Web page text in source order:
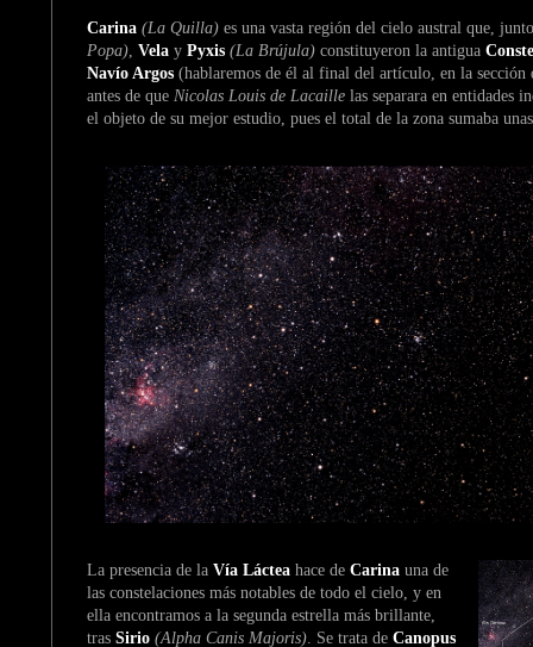
Carina (La Quilla) es una vasta región del cielo austral que,
Popa) Vela y Pyxis (La Brújula) constituyeron la antigua
Navío Argos (hablaremos de él al final del artículo, en la
antes de que Nicolas Louis de Lacaille las separara en entidades
el objeto de su mejor estudio, pues el total de la zona sumaba
La presencia de la Vía Láctea hace de Carina una de
las constelaciones más notables de todo el cielo, y en
ella encontramos a la segunda estrella más brillante,
tras Sirio (Alpha Canis Majoris) . Se trata de Canopus